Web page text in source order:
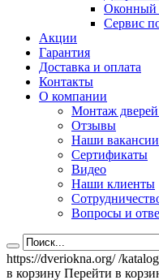
Оконный
Сервис
Акции
Гарантия
Доставка и оплата
Контакты
О компании
Монтаж
Отзывы
Наши вакансии
Сертификаты
Видео
Наши клиенты
Вопросы и
https://dveriokna.org/ /
в корзину Перейти в